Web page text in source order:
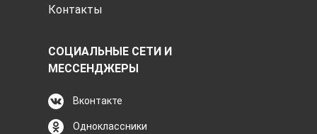
Контакты
СОЦИАЛЬНЫЕ СЕТИ И
МЕССЕНДЖЕРЫ
Вконтакте
Одноклассники